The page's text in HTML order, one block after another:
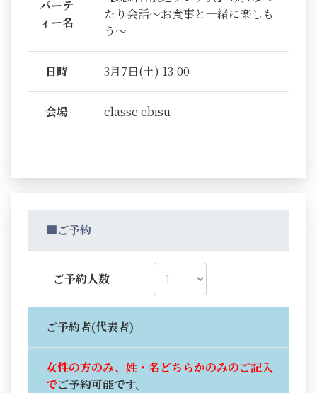
パーテ
ィー名
たり会話～お食事と一緒に楽しも
う～
日時 3月7日(土) 13:00
会場 classe ebisu
■ご予約
ご予約人数
ご予約者(代表者)
女性の方のみ、姓・名どちらかのみのご記入
でご予約可能です。